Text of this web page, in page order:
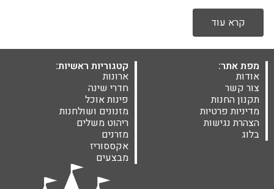
קרא עוד
מפת אתר:
אודות
צור קשר
תקנון החנות
מדיניות פרטיות
הצהרת נגישות
בלוג
קטגוריות ראשיות:
ארונות
חדרי שינה
פינות אוכל
מזנונים ושולחנות
ריהוט משלים
מזרנים
אקססוריז
מבצעים